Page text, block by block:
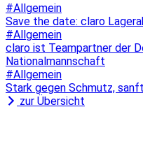
#Allgemein
Save the date: claro
#Allgemein
claro ist Teampartner der
Nationalmannschaft
#Allgemein
Stark gegen Schmutz,
zur Übersicht